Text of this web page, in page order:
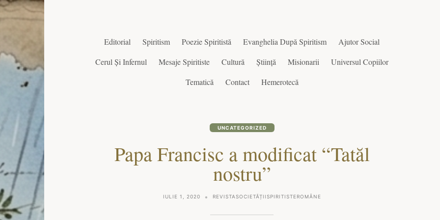
Editorial Spiritism Poezie Spiritistă Evanghelia După Spiritism
Ajutor Social
Cerul Și Infernul
Mesaje Spiritiste Cultură Știință Misionarii
Universul Copiilor
Tematică
Contact Hemerotecă
UNCATEGORIZED
Papa Francisc a modificat “Tatăl
nostru”
IULIE 1, 2020 REVISTASOCIETĂȚIISPIRITISTEROMÂNE